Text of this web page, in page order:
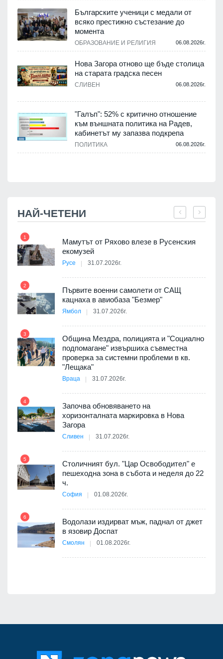
Българските ученици с медали от
всяко престижно състезание до
момента
ОБРАЗОВАНИЕ И РЕЛИГИЯ 06.08.2026г.
Нова Загора отново ще бъде столица
на старата градска песен
СЛИВЕН 06.08.2026г.
"Галъп": 52% с критично отношение
към външната политика на Радев,
кабинетът му запазва подкрепа
ПОЛИТИКА 06.08.2026г.
НАЙ-ЧЕТЕНИ
1
Мамутът от Ряхово влезе в Русенския
екомузей
Русе 31.07.2026г.
2
Първите военни самолети от САЩ
кацнаха в авиобаза "Безмер"
Ямбол 31.07.2026г.
3
Община Мездра, полицията и "Социално
подпомагане" извършиха съвместна
проверка за системни проблеми в кв.
"Лещака"
Враца 31.07.2026г.
4
Започва обновяването на
хоризонталната маркировка в Нова
Загора
Сливен 31.07.2026г.
5
Столичният бул. "Цар Освободител" е
пешеходна зона в събота и неделя до 22
ч.
София 01.08.2026г.
6
Водолази издирват мъж, паднал от джет
в язовир Доспат
Смолян 01.08.2026г.